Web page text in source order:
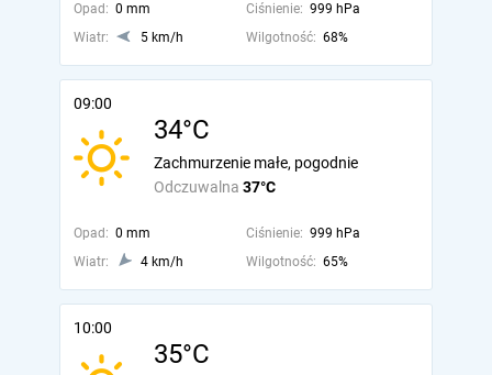
Opad: 0 mm Ciśnienie: 999 hPa
Wiatr:
5 km/h Wilgotność: 68%
09:00
34°C
Odczuwalna 37°C
Zachmurzenie małe, pogodnie
Opad: 0 mm Ciśnienie: 999 hPa
Wiatr:
4 km/h Wilgotność: 65%
10:00
35°C